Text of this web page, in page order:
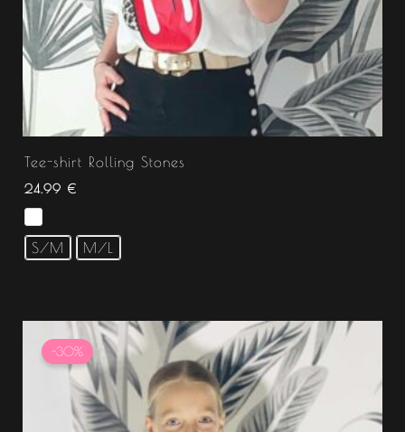
Tee-shirt Rolling Stones
24.99 €
S/M M/L
-30%
Le
prix
initial
était :
14.99 €.
Le
prix
actuel
est :
10.49 €.